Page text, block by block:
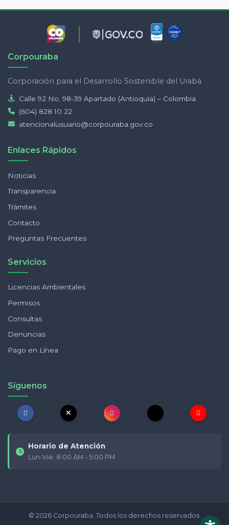
Corpouraba
Corporación para el Desarrollo Sostenible del Urabá
Calle 92 No. 98-39 Apartado (Antioquia) – Colombia
(604) 828 10 22
atencionalusuario@corpouraba.gov.co
Enlaces Rápidos
Noticias
Transparencia
Trámites
Contacto
Preguntas Frecuentes
Servicios
Licencias Ambientales
Permisos
Consultas
Denuncias
Pago en Línea
Síguenos
Horario de Atención
Lun-Vie: 8:00 AM - 5:00 PM
© 2026 Corpouraba. Todos los derechos reservados.